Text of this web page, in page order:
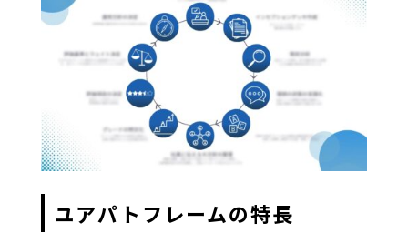
ユアパトフレームの特長